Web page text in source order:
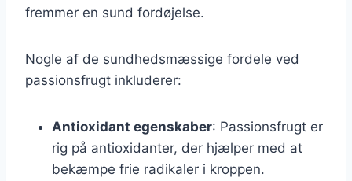
fremmer en sund fordøjelse.
Nogle af de sundhedsmæssige fordele ved
passionsfrugt inkluderer:
Antioxidant egenskaber: Passionsfrugt er
rig på antioxidanter, der hjælper med at
bekæmpe frie radikaler i kroppen.